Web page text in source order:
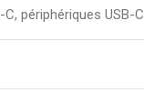
périphériques USB-C